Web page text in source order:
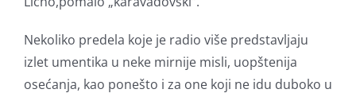
Nekoliko predela koje je radio više predstavljaju
izlet umentika u neke mirnije misli, uopštenija
osećanja, kao ponešto i za one koji ne idu duboko u